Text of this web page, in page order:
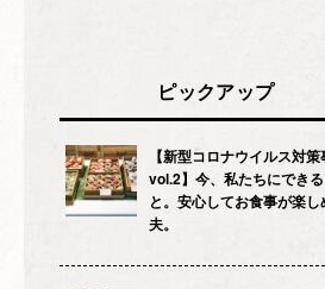
ピックアップ
【新型コロナウイルス対
vol.2】今、私たちにでき
と。安心してお食事が楽し
夫。